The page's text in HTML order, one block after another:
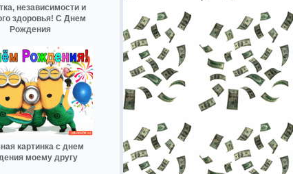
независимости и
здоровья! С Днем
Рождения
картинка с днем
моему другу